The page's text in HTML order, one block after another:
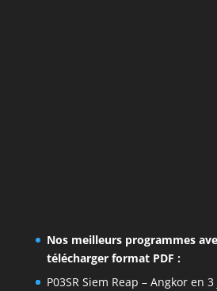
Nos meilleurs programmes
télécharger format PDF :
P03SR Siem Reap – Angkor en